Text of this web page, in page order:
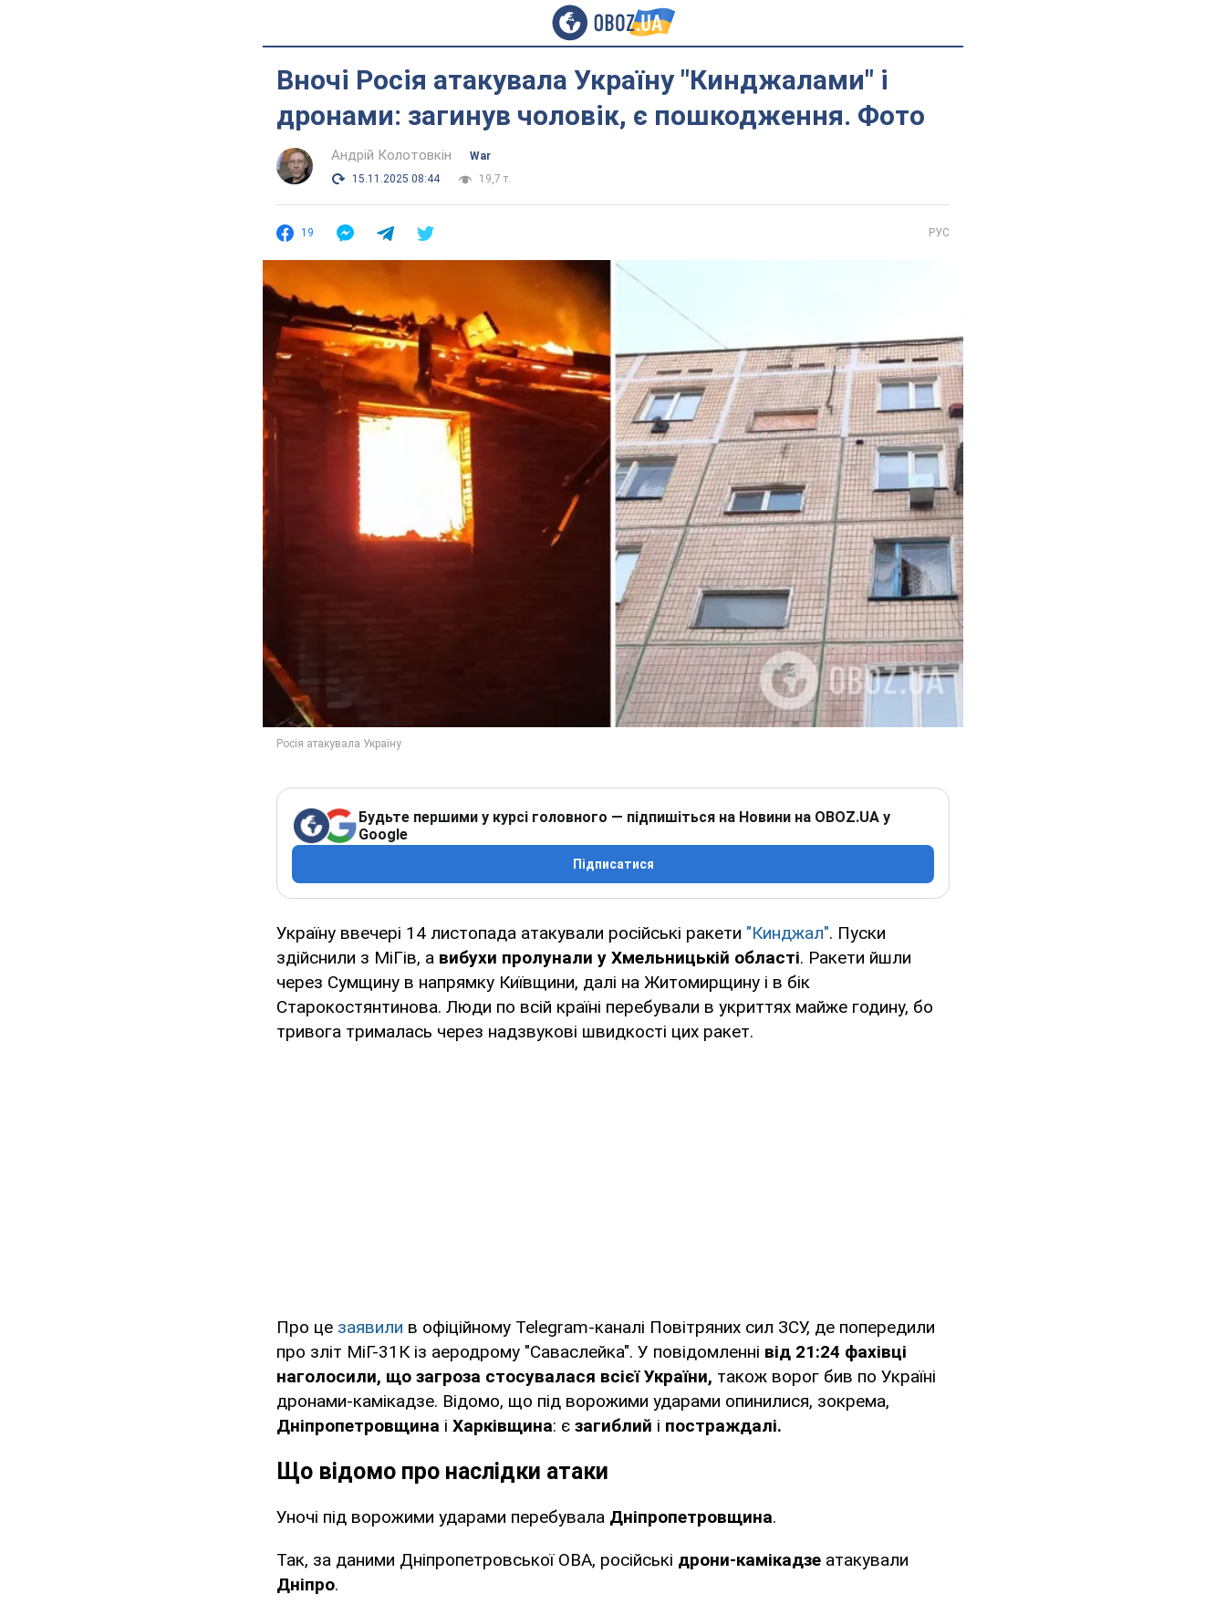
Вночі Росія атакувала Україну "Кинджалами" і
дронами: загинув чоловік, є пошкодження. Фото
Андрій Колотовкін
War
15.11.2025 08:44
19,7 т.
19 РУС
Будьте першими у курсі головного — підпишіться на Новини на OBOZ.UA у
Google
Підписатися
Україну ввечері 14 листопада атакували російські ракети "Кинджал". Пуски
здійснили з МіГів, а вибухи пролунали у Хмельницькій області. Ракети йшли
через Сумщину в напрямку Київщини, далі на Житомирщину і в бік
Старокостянтинова. Люди по всій країні перебували в укриттях майже годину, бо
тривога трималась через надзвукові швидкості цих ракет.
Про це заявили в офіційному Telegram-каналі Повітряних сил ЗСУ, де попередили
про зліт МіГ-31К із аеродрому "Саваслейка". У повідомленні від 21:24 фахівці
наголосили, що загроза стосувалася всієї України, також ворог бив по Україні
дронами-камікадзе. Відомо, що під ворожими ударами опинилися, зокрема,
Дніпропетровщина і Харківщина: є загиблий і постраждалі.
Що відомо про наслідки атаки
Уночі під ворожими ударами перебувала Дніпропетровщина.
Так, за даними Дніпропетровської ОВА, російські дрони-камікадзе атакували
Дніпро.